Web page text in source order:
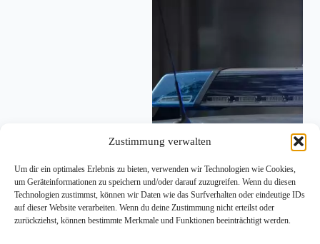
Zustimmung verwalten
Um dir ein optimales Erlebnis zu bieten, verwenden wir Technologien wie Cookies,
um Geräteinformationen zu speichern und/oder darauf zuzugreifen. Wenn du diesen
Technologien zustimmst, können wir Daten wie das Surfverhalten oder eindeutige IDs
auf dieser Website verarbeiten. Wenn du deine Zustimmung nicht erteilst oder
zurückziehst, können bestimmte Merkmale und Funktionen beeinträchtigt werden.